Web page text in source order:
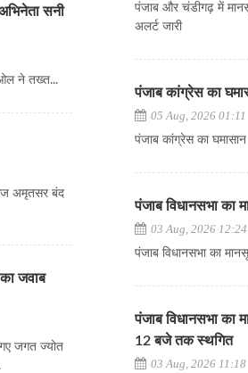
सनी
ने तख्त...
अमृतसर बंद
जवाब
जगत ज्योत
पंजाब और चंडीगढ़ में
अलर्ट जारी
पंजाब कांग्रेस का
05 Aug, 2026 01:11
पंजाब कांग्रेस का
पंजाब विधानसभा का
03 Aug, 2026 12:24
पंजाब विधानसभा का
पंजाब विधानसभा का
12 बजे तक स्थगित
03 Aug, 2026 11:18